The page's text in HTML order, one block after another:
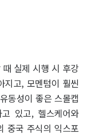
실제 시행 시 후강
지고, 모멘텀이 훨씬
동성이 좋은 스몰캡
있고, 헬스케어와
중국 주식의 익스포